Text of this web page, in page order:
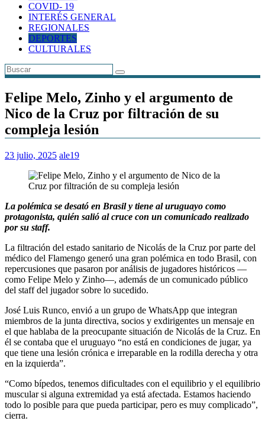
COVID- 19
INTERÉS GENERAL
REGIONALES
DEPORTES
CULTURALES
Felipe Melo, Zinho y el argumento de
Nico de la Cruz por filtración de su
compleja lesión
23 julio, 2025 ale19
La polémica se desató en Brasil y tiene al uruguayo como
protagonista, quién salió al cruce con un comunicado realizado
por su staff.
La filtración del estado sanitario de Nicolás de la Cruz por parte del
médico del Flamengo generó una gran polémica en todo Brasil, con
repercusiones que pasaron por análisis de jugadores históricos —
como Felipe Melo y Zinho—, además de un comunicado público
del staff del jugador sobre lo sucedido.
José Luis Runco, envió a un grupo de WhatsApp que integran
miembros de la junta directiva, socios y exdirigentes un mensaje en
el que hablaba de la preocupante situación de Nicolás de la Cruz. En
él se contaba que el uruguayo “no está en condiciones de jugar, ya
que tiene una lesión crónica e irreparable en la rodilla derecha y otra
en la izquierda”.
“Como bípedos, tenemos dificultades con el equilibrio y el equilibrio
muscular si alguna extremidad ya está afectada. Estamos haciendo
todo lo posible para que pueda participar, pero es muy complicado”,
cierra.